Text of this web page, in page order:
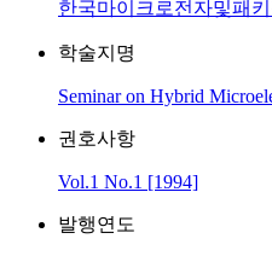
한국마이크로전자및패키
학술지명
Seminar on Hybrid
권호사항
Vol.1 No.1 [1994]
발행연도